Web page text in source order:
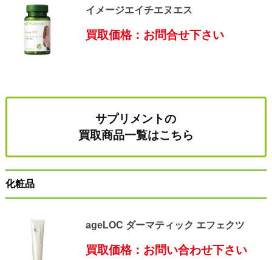
イメージエイチエヌエス
買取価格：お問合せ下さい
サプリメントの
買取商品一覧はこちら
化粧品
ageLOC ダーマティック エフェクツ
買取価格：お問い合わせ下さい